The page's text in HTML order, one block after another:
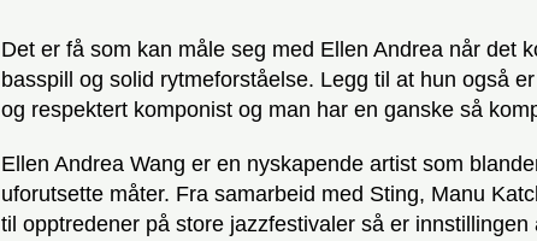
Det er få som kan måle seg med Ellen Andrea når det
basspill og solid rytmeforståelse. Legg til at hun også
og respektert komponist og man har en ganske så
Ellen Andrea Wang er en nyskapende artist som
uforutsette måter. Fra samarbeid med Sting, Manu
til opptredener på store jazzfestivaler så er innstillingen